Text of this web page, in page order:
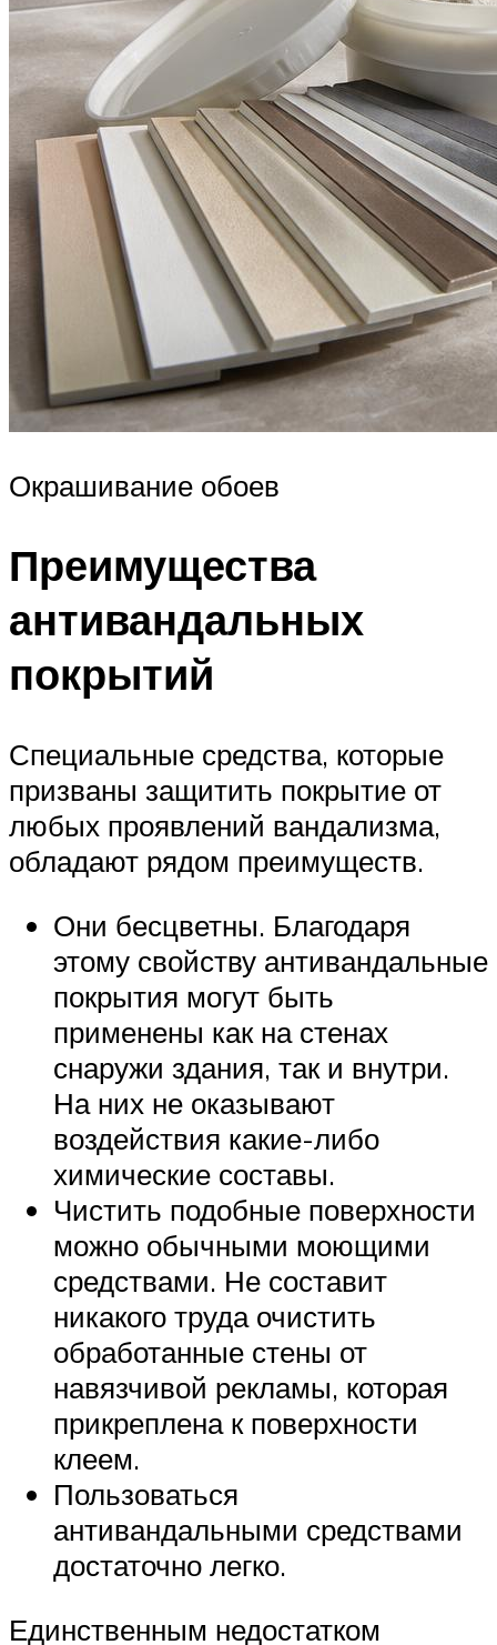
Окрашивание обоев
Преимущества
антивандальных
покрытий
Специальные средства, которые
призваны защитить покрытие от
любых проявлений вандализма,
обладают рядом преимуществ.
Они бесцветны. Благодаря
этому свойству антивандальные
покрытия могут быть
применены как на стенах
снаружи здания, так и внутри.
На них не оказывают
воздействия какие-либо
химические составы.
Чистить подобные поверхности
можно обычными моющими
средствами. Не составит
никакого труда очистить
обработанные стены от
навязчивой рекламы, которая
прикреплена к поверхности
клеем.
Пользоваться
антивандальными средствами
достаточно легко.
Единственным недостатком